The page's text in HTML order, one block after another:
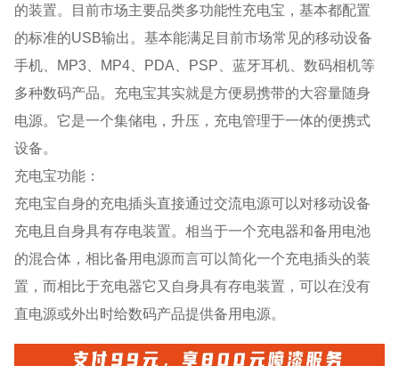
的装置。目前市场主要品类多功能性充电宝，基本都配置
的标准的USB输出。基本能满足目前市场常见的移动设备
手机、MP3、MP4、PDA、PSP、蓝牙耳机、数码相机等
多种数码产品。充电宝其实就是方便易携带的大容量随身
电源。它是一个集储电，升压，充电管理于一体的便携式
设备。
充电宝功能：
充电宝自身的充电插头直接通过交流电源可以对移动设备
充电且自身具有存电装置。相当于一个充电器和备用电池
的混合体，相比备用电源而言可以简化一个充电插头的装
置，而相比于充电器它又自身具有存电装置，可以在没有
直电源或外出时给数码产品提供备用电源。